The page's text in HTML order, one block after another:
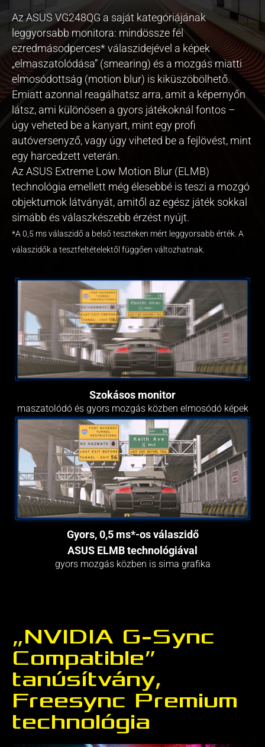
Az ASUS VG248QG a saját kategóriájának
leggyorsabb monitora: mindössze fél
ezredmásodperces* válaszidejével a képek
„elmaszatolódása” (smearing) és a mozgás miatti
elmosódottság (motion blur) is kiküszöbölhető.
Emiatt azonnal reagálhatsz arra, amit a képernyőn
látsz, ami különösen a gyors játékoknál fontos –
úgy veheted be a kanyart, mint egy profi
autóversenyző, vagy úgy viheted be a fejlövést, mint
egy harcedzett veterán.
Az ASUS Extreme Low Motion Blur (ELMB)
technológia emellett még élesebbé is teszi a mozgó
objektumok látványát, amitől az egész játék sokkal
simább és válaszkészebb érzést nyújt.
*A 0,5 ms válaszidő a belső teszteken mért leggyorsabb érték. A
válaszidők a tesztfeltételektől függően változhatnak.
Szokásos monitor
maszatolódó és gyors mozgás közben elmosódó képek
Gyors, 0,5 ms*-os válaszidő
ASUS ELMB technológiával
gyors mozgás közben is sima grafika
„NVIDIA G-Sync
Compatible”
tanúsítvány,
Freesync Premium
technológia